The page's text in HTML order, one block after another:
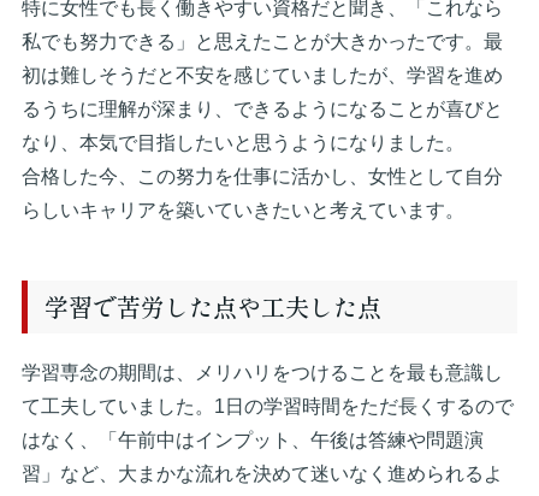
特に女性でも長く働きやすい資格だと聞き、「これなら
私でも努力できる」と思えたことが大きかったです。最
初は難しそうだと不安を感じていましたが、学習を進め
るうちに理解が深まり、できるようになることが喜びと
なり、本気で目指したいと思うようになりました。
合格した今、この努力を仕事に活かし、女性として自分
らしいキャリアを築いていきたいと考えています。
学習で苦労した点や工夫した点
学習専念の期間は、メリハリをつけることを最も意識し
て工夫していました。1日の学習時間をただ長くするので
はなく、「午前中はインプット、午後は答練や問題演
習」など、大まかな流れを決めて迷いなく進められるよ